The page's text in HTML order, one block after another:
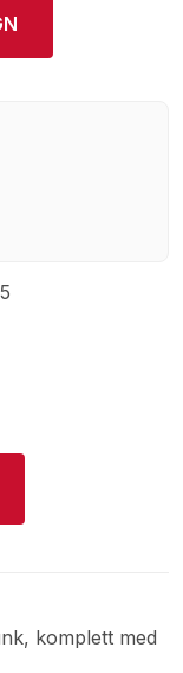
komplett med